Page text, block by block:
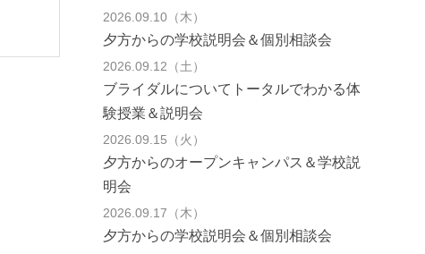
2026.09.10（木）
夕方からの学校説明会＆個別相談会
2026.09.12（土）
ブライダルについてトータルでわかる体
験授業＆説明会
2026.09.15（火）
夕方からのオープンキャンパス＆学校説
明会
2026.09.17（木）
夕方からの学校説明会＆個別相談会